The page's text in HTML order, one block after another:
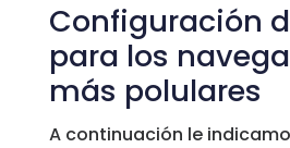
Configuración
para los
más polulares
A continuación le